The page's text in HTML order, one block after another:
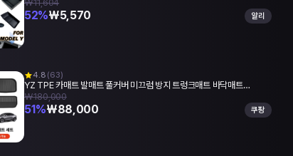
₩11,604
52%₩5,570 알리
4.8 (63)
YZ TPE 카매트 발매트 풀커버 미끄럼 방지 트렁크매트 바닥매트…
₩180,000
51%₩88,000 쿠팡